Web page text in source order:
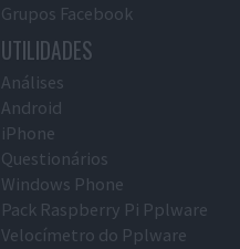
Grupos Facebook
UTILIDADES
Análises
Android
iPhone
Questionários
Windows Phone
Pack Raspberry Pi Pplware
Velocímetro do Pplware